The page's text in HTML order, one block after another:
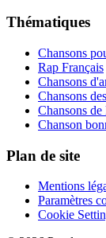
Thématiques
Chansons
Rap Français
Chansons
Chansons
Chansons
Chanson
Plan de site
Mentions
Paramètres
Cookie